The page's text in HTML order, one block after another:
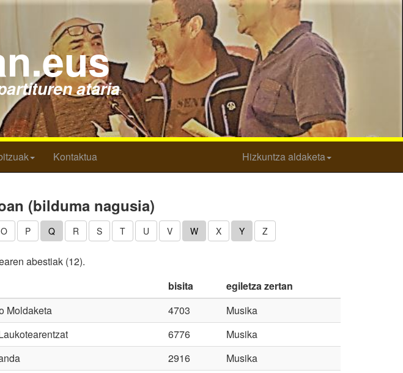
ataria
Kontaktua Hizkuntza aldaketa
(bilduma nagusia)
O P Q R S T U V W X Y Z
abestiak (12).
bisita
egiletza zertan
Moldaketa 4703
Musika
6776
Musika
2916
Musika